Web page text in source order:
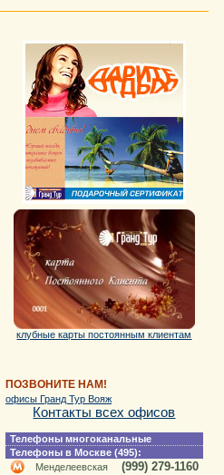
клубные карты постоянным клиентам
ПОЗВОНИТЕ НАМ!
офисы Гранд Тур Вояж
Контакты всех офисов
Телефоны многоканальные
Телефоны в Москве (495):
Менделеевская
(999) 279-1160